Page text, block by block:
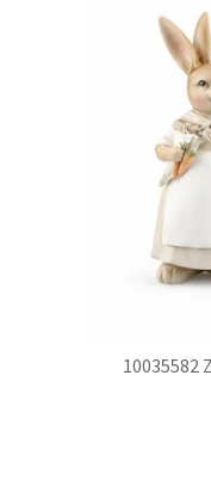
10035582